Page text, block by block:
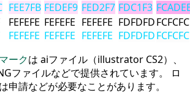
FEE7FB FEDEF9 FED2F7 FDC1F3
FEFEFE
FEFEFE
FEFEFE
FEFEFE
FEFEFE
FEFEFE
FDFDFD
FDFDFD
FCFCFC
FCFCFC
ークは aiファイル（illustrator CS2）、
ファイルなどで提供されています。 ロ
申請などが必要なことがあります。